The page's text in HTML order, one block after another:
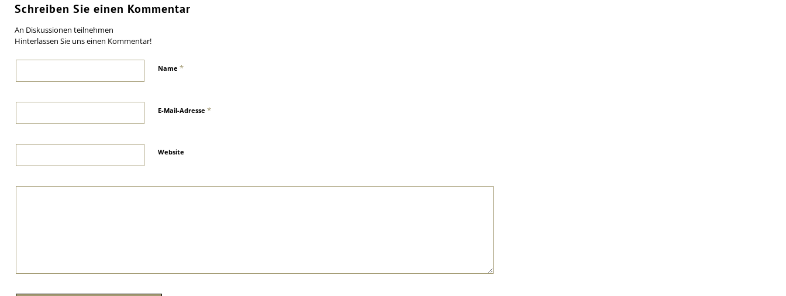
Schreiben Sie einen Kommentar
An Diskussionen teilnehmen
Hinterlassen Sie uns einen Kommentar!
Name *
E-Mail-Adresse *
Website